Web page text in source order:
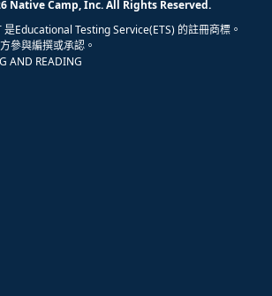
Native Camp, Inc. All Rights Reserved.
是Educational Testing Service(ETS) 的註冊商標。
參與編撰或承認。
AND READING